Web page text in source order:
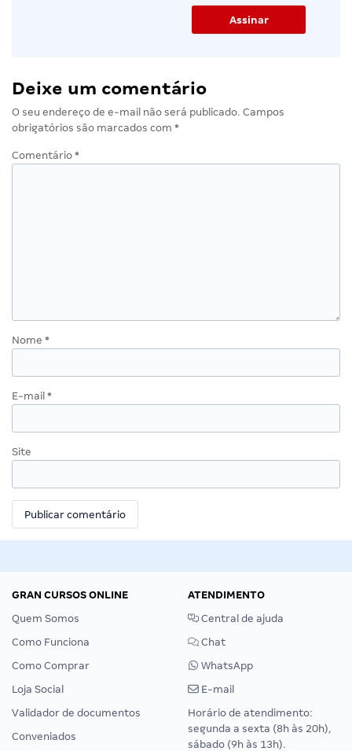
Deixe um comentário
O seu endereço de e-mail não será publicado. Campos
obrigatórios são marcados com *
Comentário *
Nome *
E-mail *
Site
GRAN CURSOS ONLINE
Quem Somos
Como Funciona
Como Comprar
Loja Social
Validador de documentos
Conveniados
ATENDIMENTO
Central de ajuda
Chat
WhatsApp
E-mail
Horário de atendimento:
segunda a sexta (8h às 20h),
sábado (9h às 13h).